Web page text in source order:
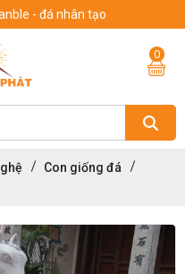
- đá nhân tạo
0
Con giống đá